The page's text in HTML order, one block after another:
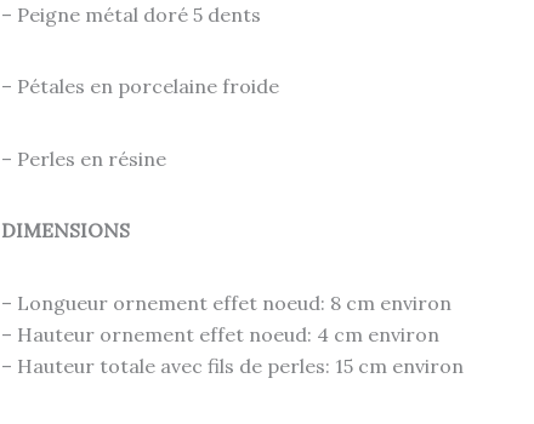
– Peigne métal doré 5 dents
– Pétales en porcelaine froide
– Perles en résine
DIMENSIONS
– Longueur ornement effet noeud: 8 cm environ
– Hauteur ornement effet noeud: 4 cm environ
– Hauteur totale avec fils de perles: 15 cm environ